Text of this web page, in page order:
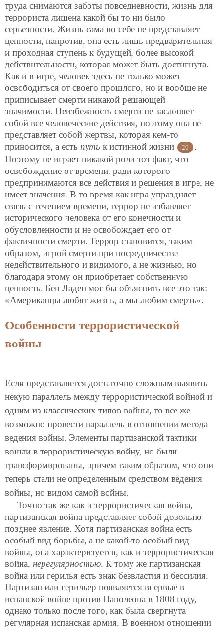
труда снимаются заботы повседневности, жизнь для
террориста лишена какой бы то ни было
серьезности. Жизнь сама по себе не представляет
ценности, напротив, она есть лишь предварительная
и проходная ступень к будущей, более высокой
действительности, которая может быть достигнута.
Как и в игре, человек здесь не только может
освободиться от своего прошлого, но и вообще не
приписывает смерти никакой решающей
значимости. Неизбежность смерти не заслоняет
собой все человеческие действия, поэтому она не
представляет собой жертвы, которая кем-то
приносится, а есть путь к истинной жизни 20
.
Поэтому не играет никакой роли тот факт, что
освобождение от времени, ради которого
предпринимаются все действия и решения в игре, не
имеет значения. В то время как игра упраздняет
связь с течением времени, террор не избавляет
исторического человека от его конечности и
обусловленности и не освобождает его от
фактичности смерти. Террор становится, таким
образом, игрой смерти при посредничестве
недействительного и видимого, а не жизнью, но
благодаря этому он приобретает собственную
ценность. Бен Ладен мог бы объяснить все это так:
«Американцы любят жизнь, а мы любим смерть».
Особенности террористической
войны
Если представляется достаточно сложным выявить
некую параллель между террористической войной и
одним из классических типов войны, то все же
возможно провести параллель в отношении метода
ведения войны. Элементы партизанской тактики
вошли в террористическую войну, но были
трансформированы, причем таким образом, что они
теперь стали не определенным средством ведения
войны, но видом самой войны.
Точно так же как и террористическая война,
партизанская война представляет собой довольно
позднее явление. Хотя партизанская война есть
особый вид борьбы, а не какой-то особый вид
войны, она характеризуется, как и террористическая
война, нерегулярностью. К тому же партизанская
война или герилья есть знак безвластия и бессилия.
Партизан или герильер появляется впервые в
испанской войне против Наполеона в 1808 году,
однако только после того, как была свергнута
регулярная испанская армия. В военном отношении